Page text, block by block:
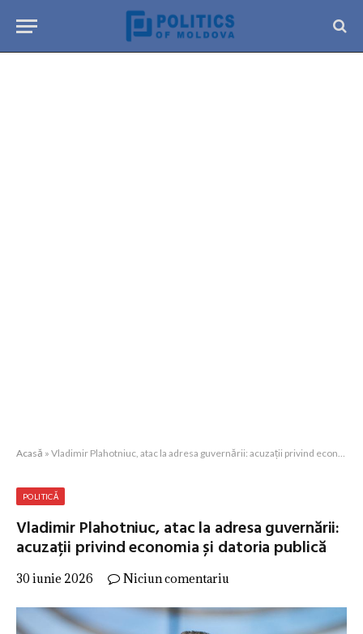
Acasă » Vladimir Plahotniuc, atac la adresa guvernării: acuzații privind economia și datoria publică
POLITICĂ
Vladimir Plahotniuc, atac la adresa guvernării:
acuzații privind economia și datoria publică
30 iunie 2026 Niciun comentariu